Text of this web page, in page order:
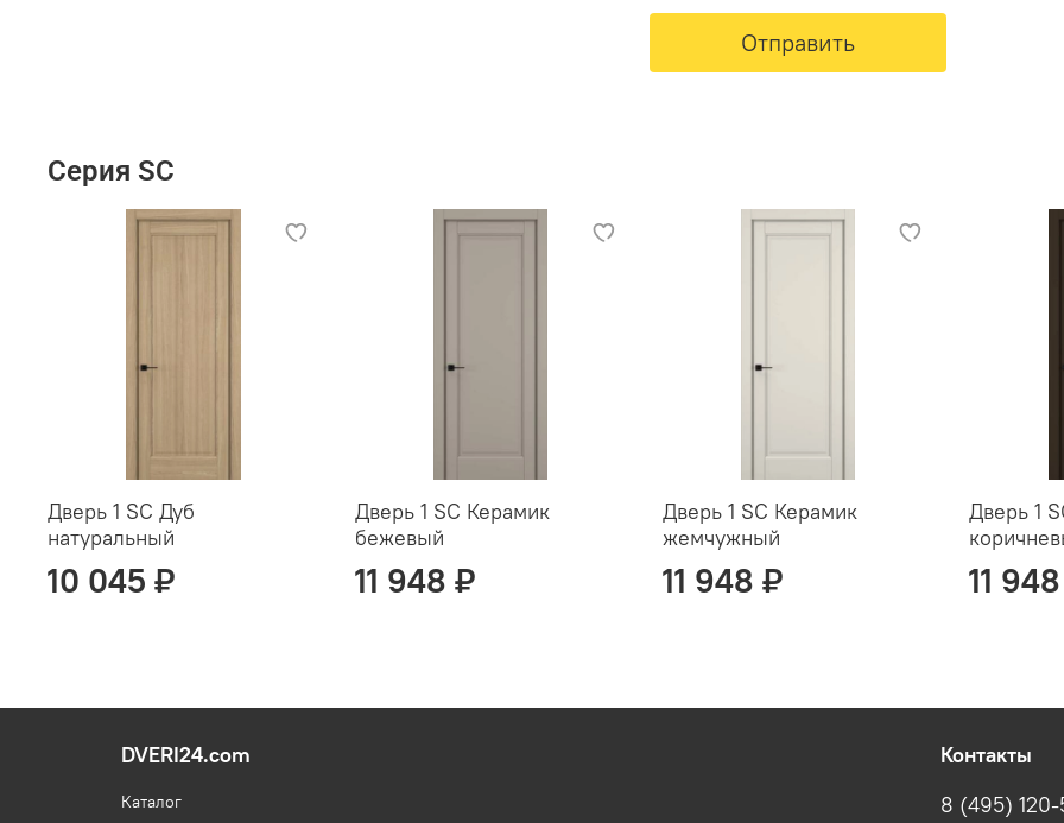
Отправить
Серия SC
Дверь 1 SC Дуб
натуральный
10 045 ₽
Дверь 1 SC Керамик
бежевый
11 948 ₽
Дверь 1 SC Керамик
жемчужный
11 948 ₽
Дверь 1
11
DVERI24.com
Каталог
Контакты
8 (495)